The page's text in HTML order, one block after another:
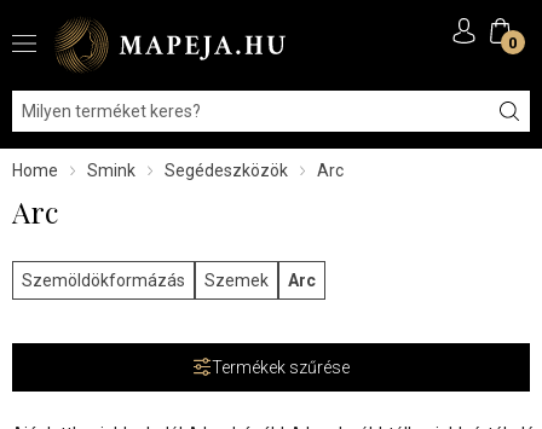
0
Home Smink Segédeszközök Arc
Arc
Szemöldökformázás Szemek Arc
Termékek szűrése